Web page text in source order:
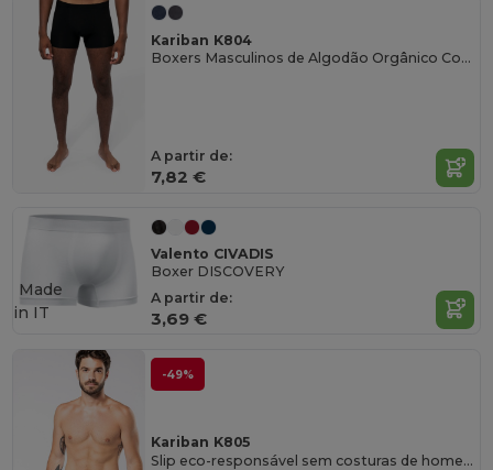
Kariban K804
Boxers Masculinos de Algodão Orgânico Confortável
A partir de:
7,82 €
Valento CIVADIS
Boxer DISCOVERY
A partir de:
3,69 €
Made
in IT
-49%
Kariban K805
Slip eco-responsável sem costuras de homem